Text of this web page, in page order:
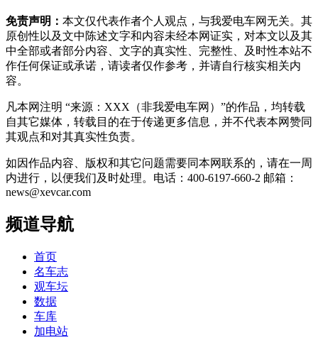
免责声明： 本文仅代表作者个人观点，与我爱电车网无关。其
原创性以及文中陈述文字和内容未经本网证实，对本文以及其
中全部或者部分内容、文字的真实性、完整性、及时性本站不
作任何保证或承诺，请读者仅作参考，并请自行核实相关内
容。
凡本网注明 “来源：XXX（非我爱电车网）”的作品，均转载
自其它媒体，转载目的在于传递更多信息，并不代表本网赞同
其观点和对其真实性负责。
如因作品内容、版权和其它问题需要同本网联系的，请在一周
内进行，以便我们及时处理。电话：400-6197-660-2 邮箱：
news@xevcar.com
频道导航
首页
名车志
观车坛
数据
车库
加电站